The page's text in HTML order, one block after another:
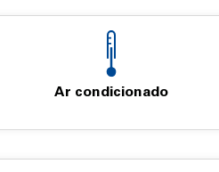
Ar condicionado